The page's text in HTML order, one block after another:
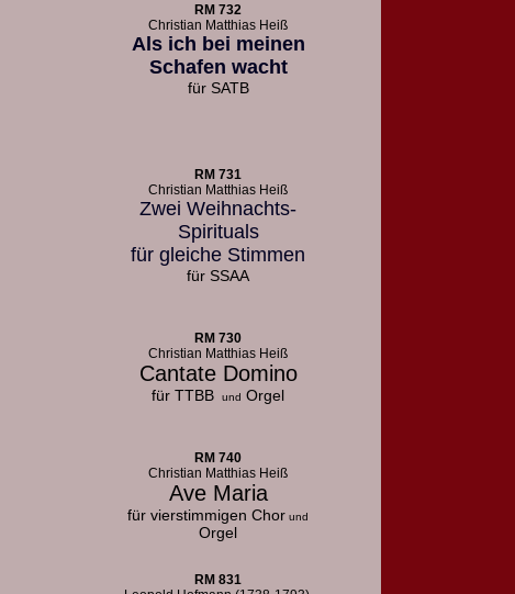
RM 732
Christian Matthias Heiß
Als ich bei meinen
Schafen wacht
für SATB
RM 731
Christian Matthias Heiß
Zwei Weihnachts-
Spirituals
für gleiche Stimmen
für SSAA
RM 730
Christian Matthias Heiß
Cantate Domino
für TTBB und Orgel
RM 740
Christian Matthias Heiß
Ave Maria
für vierstimmigen Chor und
Orgel
RM 831